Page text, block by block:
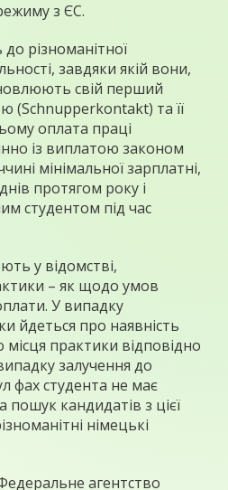
з ЄС.
різноманітної
завдяки якій вони,
свій перший
(Schnupperkontakt) та її
оплата праці
із виплатою законом
мінімальної зарплатні,
протягом року і
студентом під час
у відомстві,
– як щодо умов
У випадку
йдеться про наявність
практики відповідно
залучення до
фах студента не має
пошук кандидатів з цієї
німецькі
агентство